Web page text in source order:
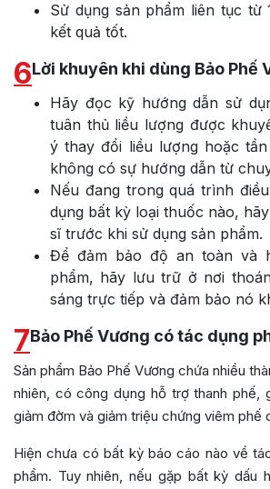
Sử dụng sản phẩm liên tục từ
kết quả tốt.
6Lời khuyên khi dùng Bảo Phế
Hãy đọc kỹ hướng dẫn sử
tuân thủ liều lượng được
ý thay đổi liều lượng hoặc
không có sự hướng dẫn từ
Nếu đang trong quá trình
dụng bất kỳ loại thuốc nào,
sĩ trước khi sử dụng sản phẩm.
Để đảm bảo độ an toàn và
phẩm, hãy lưu trữ ở nơi
sáng trực tiếp và đảm bảo nó
7Bảo Phế Vương có tác dụng
Sản phẩm Bảo Phế Vương chứa nhiều
nhiên, có công dụng hỗ trợ thanh phế,
giảm đờm và giảm triệu chứng viêm phế
Hiện chưa có bất kỳ báo cáo nào về
phẩm. Tuy nhiên, nếu gặp bất kỳ dấu